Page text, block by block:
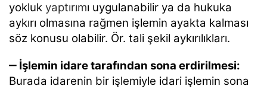
yokluk yaptırımı uygulanabilir ya da hukuka
aykırı olmasına rağmen işlemin ayakta kalması
söz konusu olabilir. Ör. tali şekil aykırılıkları.
‒ İşlemin idare tarafından sona erdirilmesi:
Burada idarenin bir işlemiyle idari işlemin sona